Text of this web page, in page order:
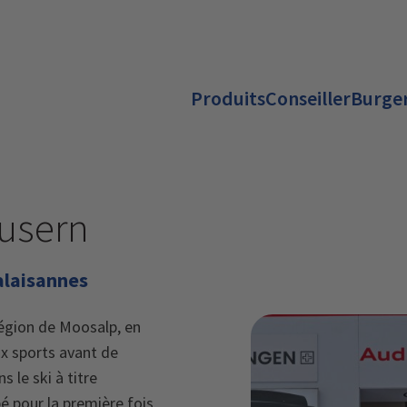
ProduitsConseiller
de Moosalp, en
sports avant de
le ski à titre